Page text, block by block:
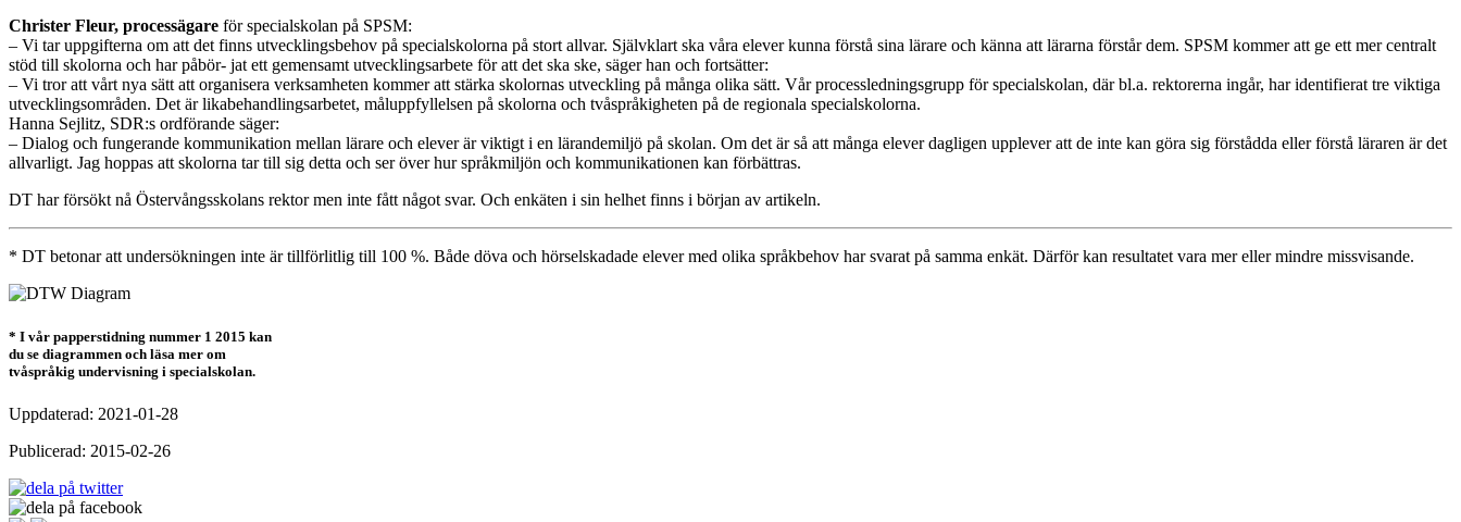
Christer Fleur, processägare för specialskolan på SPSM:
– Vi tar uppgifterna om att det finns utvecklingsbehov på specialskolorna på stort allvar. Självklart ska våra elever kunna förstå sina lärare och känna att lärarna förstår dem. SPSM kommer att ge ett mer centralt
stöd till skolorna och har påbör- jat ett gemensamt utvecklingsarbete för att det ska ske, säger han och fortsätter:
– Vi tror att vårt nya sätt att organisera verksamheten kommer att stärka skolornas utveckling på många olika sätt. Vår processledningsgrupp för specialskolan, där bl.a. rektorerna ingår, har identifierat tre viktiga
utvecklingsområden. Det är likabehandlingsarbetet, måluppfyllelsen på skolorna och tvåspråkigheten på de regionala specialskolorna.
Hanna Sejlitz, SDR:s ordförande säger:
– Dialog och fungerande kommunikation mellan lärare och elever är viktigt i en lärandemiljö på skolan. Om det är så att många elever dagligen upplever att de inte kan göra sig förstådda eller förstå läraren är det
allvarligt. Jag hoppas att skolorna tar till sig detta och ser över hur språkmiljön och kommunikationen kan förbättras.
DT har försökt nå Östervångsskolans rektor men inte fått något svar. Och enkäten i sin helhet finns i början av artikeln.
* DT betonar att undersökningen inte är tillförlitlig till 100 %. Både döva och hörselskadade elever med olika språkbehov har svarat på samma enkät. Därför kan resultatet vara mer eller mindre missvisande.
* I vår papperstidning nummer 1 2015 kan
du se diagrammen och läsa mer om
tvåspråkig undervisning i specialskolan.
Uppdaterad: 2021-01-28
Publicerad: 2015-02-26